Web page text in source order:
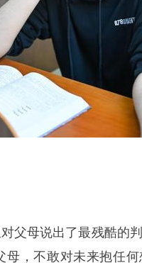
父母说出了最残酷的
，不敢对未来抱任